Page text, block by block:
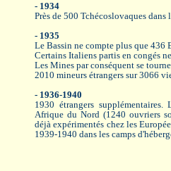
- 1934
Près de 500 Tchécoslovaques dans
- 1935
Le Bassin ne compte plus que 436
Certains Italiens partis en congés
Les Mines par conséquent se
2010 mineurs étrangers sur 3066
- 1936-1940
1930 étrangers
Afrique du Nord (1240 ouvriers
déjà expérimentés chez les
1939-1940 dans les camps